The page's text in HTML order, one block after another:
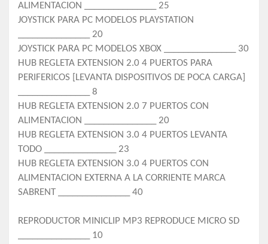
ALIMENTACION _______________ 25
JOYSTICK PARA PC MODELOS PLAYSTATION
_______________ 20
JOYSTICK PARA PC MODELOS XBOX _______________ 30
HUB REGLETA EXTENSION 2.0 4 PUERTOS PARA
PERIFERICOS [LEVANTA DISPOSITIVOS DE POCA CARGA]
_______________ 8
HUB REGLETA EXTENSION 2.0 7 PUERTOS CON
ALIMENTACION _______________ 20
HUB REGLETA EXTENSION 3.0 4 PUERTOS LEVANTA
TODO _______________ 23
HUB REGLETA EXTENSION 3.0 4 PUERTOS CON
ALIMENTACION EXTERNA A LA CORRIENTE MARCA
SABRENT _______________ 40
REPRODUCTOR MINICLIP MP3 REPRODUCE MICRO SD
_______________ 10